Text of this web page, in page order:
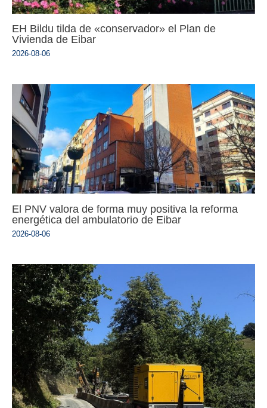
EH Bildu tilda de «conservador» el Plan de
Vivienda de Eibar
2026-08-06
El PNV valora de forma muy positiva la reforma
energética del ambulatorio de Eibar
2026-08-06